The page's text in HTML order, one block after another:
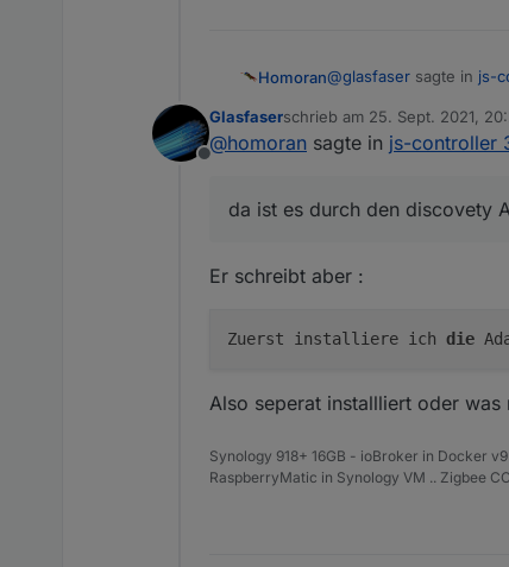
Homoran@glasfaser sagte in js-
error
Da gab es schon mal früher Meldungen, dass dieser die
Offline
Glasfaserschrieb am 25. Sept. 2021,
zuletzt editiert von
@homoran sagte in js-controller
da ist es durch den discovety
Er schreibt aber :
Zuerst installiere ich die
Also seperat installliert oder was
Synology 918+ 16GB - ioBroker in Docker
RaspberryMatic in Synology VM .. Zigbee